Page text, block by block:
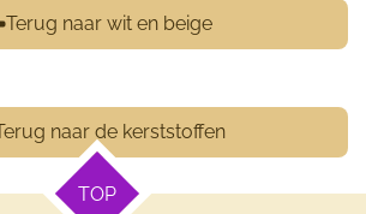
Terug naar wit en beige
naar de kerststoffen
TOP